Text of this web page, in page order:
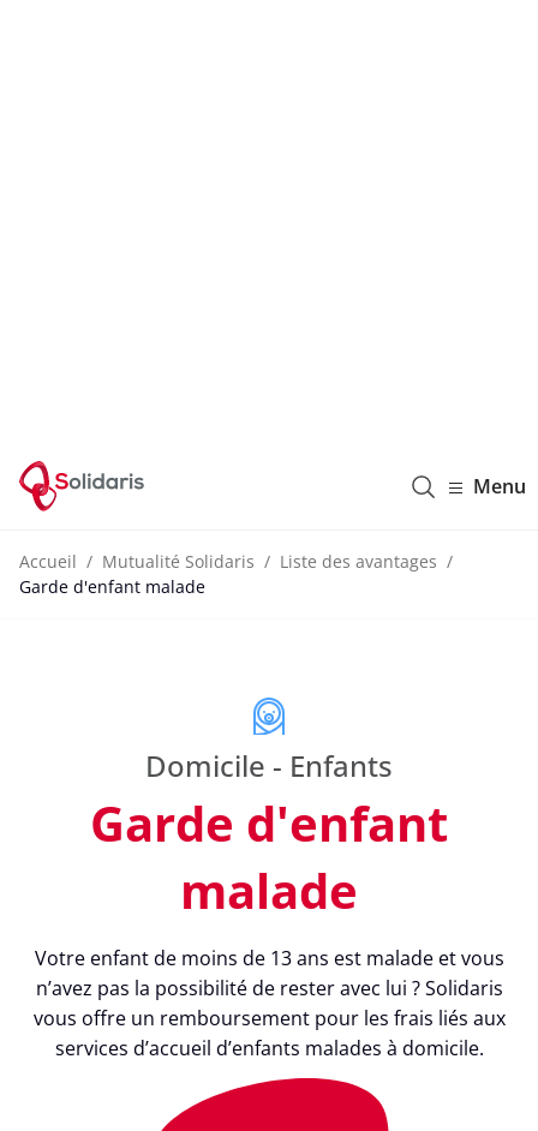
Menu
Accueil Mutualité Solidaris
Liste des avantages
Garde d'enfant malade
Domicile - Enfants
Garde d'enfant
malade
Votre enfant de moins de 13 ans est malade et vous
n’avez pas la possibilité de rester avec lui ? Solidaris
vous offre un remboursement pour les frais liés aux
services d’accueil d’enfants malades à domicile.